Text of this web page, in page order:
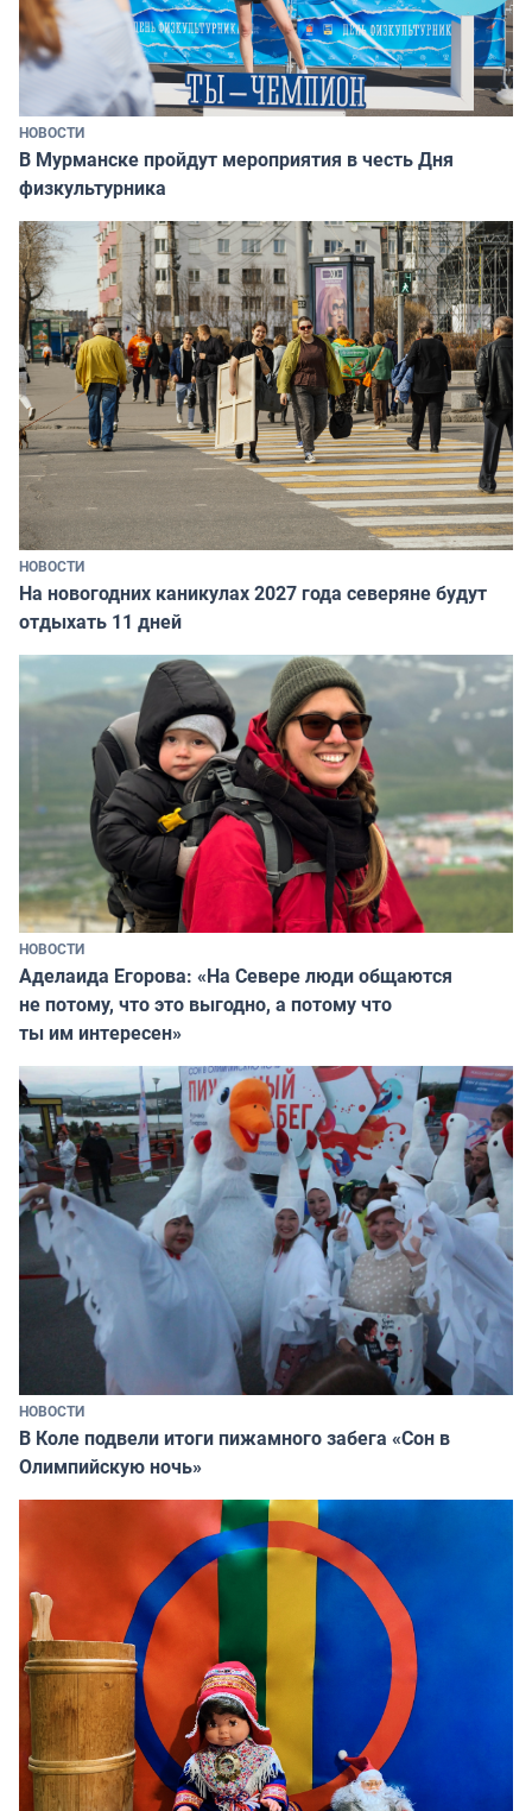
НОВОСТИ
В Мурманске пройдут мероприятия в честь Дня
физкультурника
НОВОСТИ
На новогодних каникулах 2027 года северяне будут
отдыхать 11 дней
НОВОСТИ
Аделаида Егорова: «На Севере люди общаются
не потому, что это выгодно, а потому что
ты им интересен»
НОВОСТИ
В Коле подвели итоги пижамного забега «Сон в
Олимпийскую ночь»